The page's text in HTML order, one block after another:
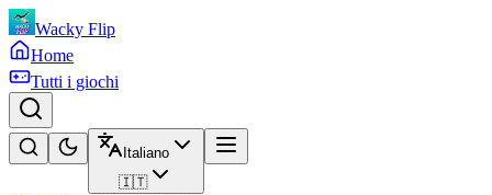
Wacky Flip
Home
Tutti i giochi
Italiano
🇮🇹